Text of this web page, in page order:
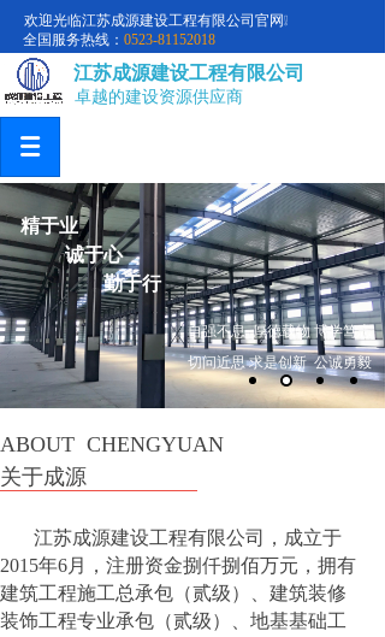
欢迎光临江苏成源建设工程有限公司官网❕
全国服务热线： 0523-81152018
江苏成源建设工程有限公司
卓越的建设资源供应商
精于业
诚于心
勤于行
自强不息 厚德载物博学笃志
切问近思 求是创新 公诚勇毅
ABOUT CHENGYUAN
关于成源
江苏成源建设工程有限公司，成立于
2015年6月，注册资金捌仟捌佰万元，拥有
建筑工程施工总承包（贰级）、建筑装修
装饰工程专业承包（贰级）、地基基础工